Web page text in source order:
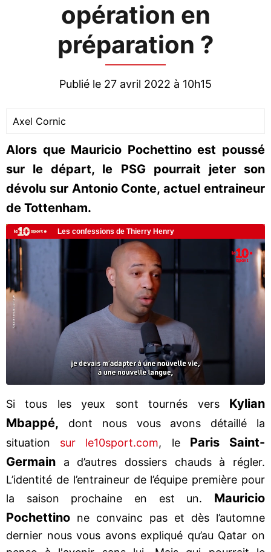
opération en
préparation ?
Publié le 27 avril 2022 à 10h15
Axel Cornic
Alors que Mauricio Pochettino est poussé
sur le départ, le PSG pourrait jeter son
dévolu sur Antonio Conte, actuel entraineur
de Tottenham.
Si tous les yeux sont tournés vers Kylian
Mbappé, dont nous vous avons détaillé la
situation sur le10sport.com, le Paris Saint-
Germain a d’autres dossiers chauds à régler.
L’identité de l’entraineur de l’équipe première pour
la saison prochaine en est un. Mauricio
Pochettino ne convainc pas et dès l’automne
dernier nous vous avons expliqué qu’au Qatar on